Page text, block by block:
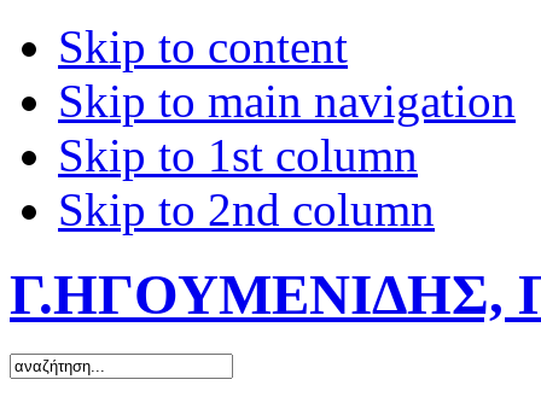
Skip to content
Skip to main navigation
Skip to 1st column
Skip to 2nd column
Γ.ΗΓΟΥΜΕΝΙΔΗΣ,